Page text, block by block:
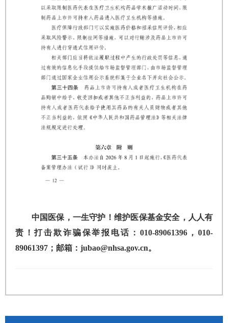
中国医保，一生守护！维护医保基金安全，人人有
责！打击欺诈骗保举报电话：010-89061396，010-
89061397；邮箱：jubao@nhsa.gov.cn。